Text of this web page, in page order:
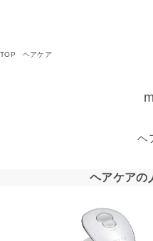
TOP ヘアケア
ヘ
ヘアケアの